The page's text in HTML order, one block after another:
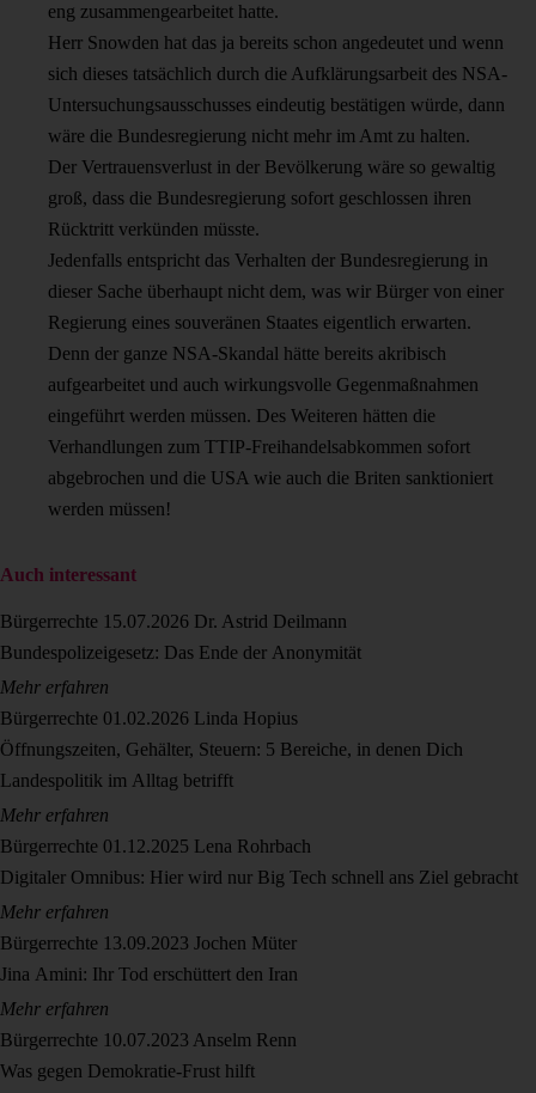
eng zusammengearbeitet hatte.
Herr Snowden hat das ja bereits schon angedeutet und wenn
sich dieses tatsächlich durch die Aufklärungsarbeit des NSA-
Untersuchungsausschusses eindeutig bestätigen würde, dann
wäre die Bundesregierung nicht mehr im Amt zu halten.
Der Vertrauensverlust in der Bevölkerung wäre so gewaltig
groß, dass die Bundesregierung sofort geschlossen ihren
Rücktritt verkünden müsste.
Jedenfalls entspricht das Verhalten der Bundesregierung in
dieser Sache überhaupt nicht dem, was wir Bürger von einer
Regierung eines souveränen Staates eigentlich erwarten.
Denn der ganze NSA-Skandal hätte bereits akribisch
aufgearbeitet und auch wirkungsvolle Gegenmaßnahmen
eingeführt werden müssen. Des Weiteren hätten die
Verhandlungen zum TTIP-Freihandelsabkommen sofort
abgebrochen und die USA wie auch die Briten sanktioniert
werden müssen!
Auch interessant
Bürgerrechte 15.07.2026 Dr. Astrid Deilmann
Bundespolizeigesetz: Das Ende der Anonymität
Mehr erfahren
Bürgerrechte 01.02.2026 Linda Hopius
Öffnungszeiten, Gehälter, Steuern: 5 Bereiche, in denen Dich
Landespolitik im Alltag betrifft
Mehr erfahren
Bürgerrechte 01.12.2025 Lena Rohrbach
Digitaler Omnibus: Hier wird nur Big Tech schnell ans Ziel gebracht
Mehr erfahren
Bürgerrechte 13.09.2023 Jochen Müter
Jina Amini: Ihr Tod erschüttert den Iran
Mehr erfahren
Bürgerrechte 10.07.2023 Anselm Renn
Was gegen Demokratie-Frust hilft